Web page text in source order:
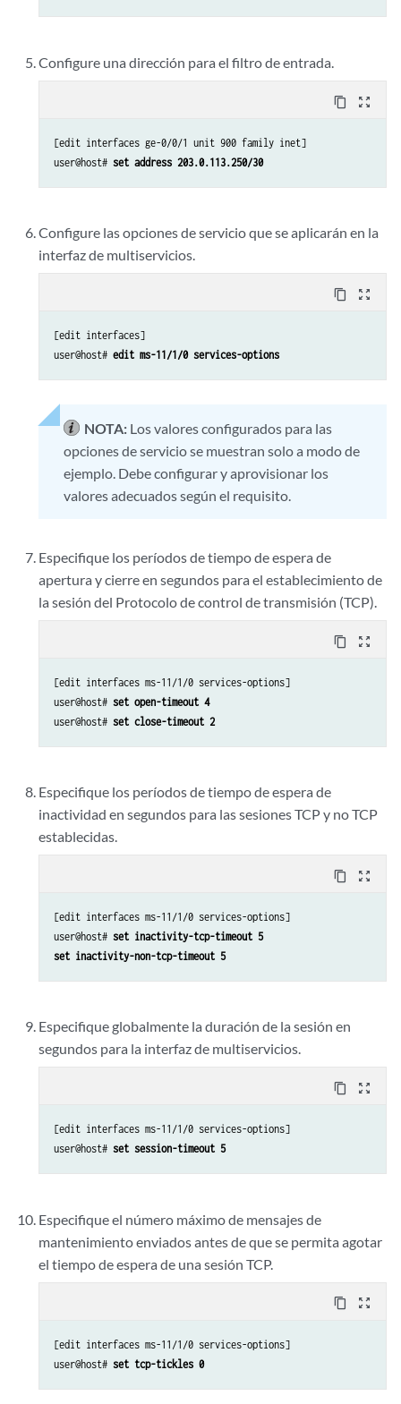
Configure una dirección para el filtro de entrada.
content_copy zoom_out_map
[edit interfaces ge-0/0/1 unit 900 family inet]
user@host# set address 203.0.113.250/30
Configure las opciones de servicio que se aplicarán en la
interfaz de multiservicios.
content_copy zoom_out_map
[edit interfaces]
user@host# edit ms-11/1/0 services-options
NOTA: Los valores configurados para las
opciones de servicio se muestran solo a modo de
ejemplo. Debe configurar y aprovisionar los
valores adecuados según el requisito.
Especifique los períodos de tiempo de espera de
apertura y cierre en segundos para el establecimiento de
la sesión del Protocolo de control de transmisión (TCP).
content_copy zoom_out_map
[edit interfaces ms-11/1/0 services-options]
user@host# set open-timeout 4
user@host# set close-timeout 2
Especifique los períodos de tiempo de espera de
inactividad en segundos para las sesiones TCP y no TCP
establecidas.
content_copy zoom_out_map
[edit interfaces ms-11/1/0 services-options]
user@host# set inactivity-tcp-timeout 5
set inactivity-non-tcp-timeout 5
Especifique globalmente la duración de la sesión en
segundos para la interfaz de multiservicios.
content_copy zoom_out_map
[edit interfaces ms-11/1/0 services-options]
user@host# set session-timeout 5
Especifique el número máximo de mensajes de
mantenimiento enviados antes de que se permita agotar
el tiempo de espera de una sesión TCP.
content_copy zoom_out_map
[edit interfaces ms-11/1/0 services-options]
user@host# set tcp-tickles 0